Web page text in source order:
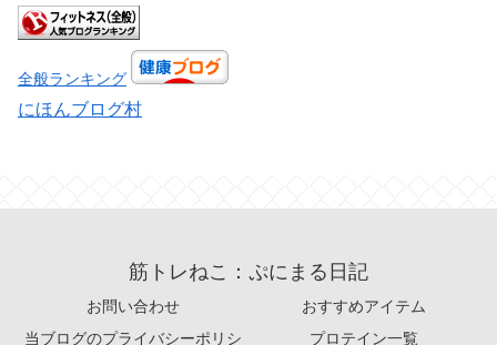
全般ランキング
にほんブログ村
筋トレねこ：ぷにまる日記
お問い合わせ
おすすめアイテム
当ブログのプライバシーポリシ
プロテイン一覧